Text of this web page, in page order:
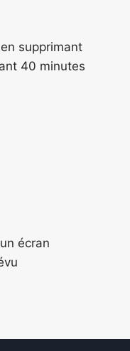
supprimant
40 minutes
écran